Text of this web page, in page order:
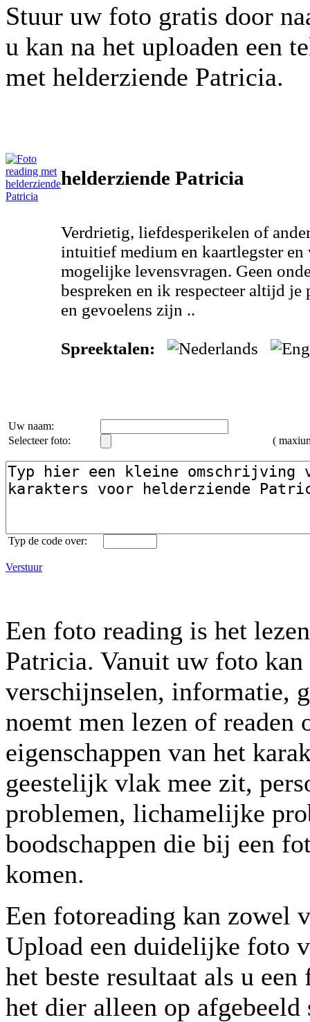
Stuur uw foto gratis door
u kan na het uploaden een
met helderziende Patricia.
helderziende Patricia
Verdrietig, liefdesperikelen of
intuitief medium en kaartlegster
mogelijke levensvragen. Geen
bespreken en ik respecteer altijd je
en gevoelens zijn ..
Spreektalen:
Uw naam:
Selecteer foto:
(
Typ de code over:
Verstuur
Een foto reading is het
Patricia. Vanuit uw foto
verschijnselen, informatie,
noemt men lezen of readen
eigenschappen van het
geestelijk vlak mee zit,
problemen, lichamelijke
boodschappen die bij een
komen.
Een fotoreading kan zowel
Upload een duidelijke foto
het beste resultaat als u
het dier alleen op afgebeeld